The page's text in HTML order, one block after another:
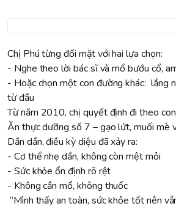
Chị Phú từng đối mặt với hai lựa chọn:
- Nghe theo lời bác sĩ và mổ bướu cổ,
- Hoặc chọn một con đường khác: lắng
từ đầu
Từ năm 2010, chị quyết định đi theo
Ăn thực dưỡng số 7 – gạo lứt, muối mè
Dần dần, điều kỳ diệu đã xảy ra:
- Cơ thể nhẹ dần, không còn mệt mỏi
- Sức khỏe ổn định rõ rệt
- Không cần mổ, không thuốc
“Mình thấy an toàn, sức khỏe tốt nên